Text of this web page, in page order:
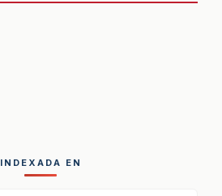
INDEXADA EN